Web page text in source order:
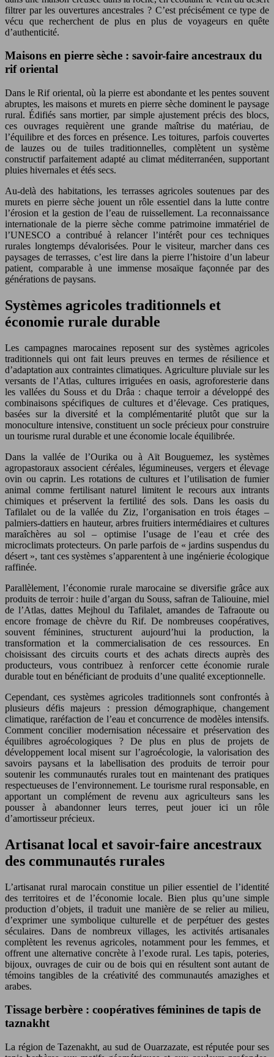
filtrer par les ouvertures ancestrales ? C’est précisément ce type de
vécu que recherchent de plus en plus de voyageurs en quête
d’authenticité.
Maisons en pierre sèche : savoir-faire ancestraux du
rif oriental
Dans le Rif oriental, où la pierre est abondante et les pentes souvent
abruptes, les maisons et murets en pierre sèche dominent le paysage
rural. Édifiés sans mortier, par simple ajustement précis des blocs,
ces ouvrages requièrent une grande maîtrise du matériau, de
l’équilibre et des forces en présence. Les toitures, parfois couvertes
de lauzes ou de tuiles traditionnelles, complètent un système
constructif parfaitement adapté au climat méditerranéen, supportant
pluies hivernales et étés secs.
Au-delà des habitations, les terrasses agricoles soutenues par des
murets en pierre sèche jouent un rôle essentiel dans la lutte contre
l’érosion et la gestion de l’eau de ruissellement. La reconnaissance
internationale de la pierre sèche comme patrimoine immatériel de
l’UNESCO a contribué à relancer l’intérêt pour ces techniques
rurales longtemps dévalorisées. Pour le visiteur, marcher dans ces
paysages de terrasses, c’est lire dans la pierre l’histoire d’un labeur
patient, comparable à une immense mosaïque façonnée par des
générations de paysans.
Systèmes agricoles traditionnels et
économie rurale durable
Les campagnes marocaines reposent sur des systèmes agricoles
traditionnels qui ont fait leurs preuves en termes de résilience et
d’adaptation aux contraintes climatiques. Agriculture pluviale sur les
versants de l’Atlas, cultures irriguées en oasis, agroforesterie dans
les vallées du Souss et du Drâa : chaque terroir a développé des
combinaisons spécifiques de cultures et d’élevage. Ces pratiques,
basées sur la diversité et la complémentarité plutôt que sur la
monoculture intensive, constituent un socle précieux pour construire
un tourisme rural durable et une économie locale équilibrée.
Dans la vallée de l’Ourika ou à Aït Bouguemez, les systèmes
agropastoraux associent céréales, légumineuses, vergers et élevage
ovin ou caprin. Les rotations de cultures et l’utilisation de fumier
animal comme fertilisant naturel limitent le recours aux intrants
chimiques et préservent la fertilité des sols. Dans les oasis du
Tafilalet ou de la vallée du Ziz, l’organisation en trois étages –
palmiers-dattiers en hauteur, arbres fruitiers intermédiaires et cultures
maraîchères au sol – optimise l’usage de l’eau et crée des
microclimats protecteurs. On parle parfois de « jardins suspendus du
désert », tant ces systèmes s’apparentent à une ingénierie écologique
raffinée.
Parallèlement, l’économie rurale marocaine se diversifie grâce aux
produits de terroir : huile d’argan du Souss, safran de Taliouine, miel
de l’Atlas, dattes Mejhoul du Tafilalet, amandes de Tafraoute ou
encore fromage de chèvre du Rif. De nombreuses coopératives,
souvent féminines, structurent aujourd’hui la production, la
transformation et la commercialisation de ces ressources. En
choisissant des circuits courts et des achats directs auprès des
producteurs, vous contribuez à renforcer cette économie rurale
durable tout en bénéficiant de produits d’une qualité exceptionnelle.
Cependant, ces systèmes agricoles traditionnels sont confrontés à
plusieurs défis majeurs : pression démographique, changement
climatique, raréfaction de l’eau et concurrence de modèles intensifs.
Comment concilier modernisation nécessaire et préservation des
équilibres agroécologiques ? De plus en plus de projets de
développement local misent sur l’agroécologie, la valorisation des
savoirs paysans et la labellisation des produits de terroir pour
soutenir les communautés rurales tout en maintenant des pratiques
respectueuses de l’environnement. Le tourisme rural responsable, en
apportant un complément de revenu aux agriculteurs sans les
pousser à abandonner leurs terres, peut jouer ici un rôle
d’amortisseur précieux.
Artisanat local et savoir-faire ancestraux
des communautés rurales
L’artisanat rural marocain constitue un pilier essentiel de l’identité
des territoires et de l’économie locale. Bien plus qu’une simple
production d’objets, il traduit une manière de se relier au milieu,
d’exprimer une symbolique culturelle et de perpétuer des gestes
séculaires. Dans de nombreux villages, les activités artisanales
complètent les revenus agricoles, notamment pour les femmes, et
offrent une alternative concrète à l’exode rural. Les tapis, poteries,
bijoux, ouvrages de cuir ou de bois qui en résultent sont autant de
témoins tangibles de la créativité des communautés amazighes et
arabes.
Tissage berbère : coopératives féminines de tapis de
taznakht
La région de Tazenakht, au sud de Ouarzazate, est réputée pour ses